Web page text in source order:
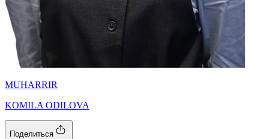
MUHARRIR
KOMILA ODILOVA
Поделиться